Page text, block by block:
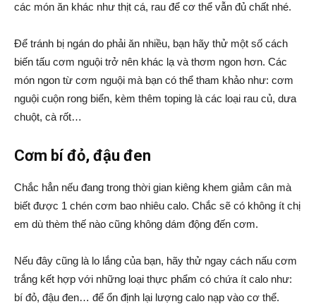
các món ăn khác như thịt cá, rau để cơ thể vẫn đủ chất nhé.
Để tránh bị ngán do phải ăn nhiều, bạn hãy thử một số cách
biến tấu cơm nguội trở nên khác lạ và thơm ngon hơn. Các
món ngon từ cơm nguội mà bạn có thể tham khảo như: cơm
nguội cuộn rong biển, kèm thêm toping là các loại rau củ, dưa
chuột, cà rốt…
Cơm bí đỏ, đậu đen
Chắc hẳn nếu đang trong thời gian kiêng khem giảm cân mà
biết được 1 chén cơm bao nhiêu calo. Chắc sẽ có không ít chị
em dù thèm thế nào cũng không dám động đến cơm.
Nếu đây cũng là lo lắng của bạn, hãy thử ngay cách nấu cơm
trắng kết hợp với những loại thực phẩm có chứa ít calo như:
bí đỏ, đậu đen… để ổn định lại lượng calo nạp vào cơ thể.